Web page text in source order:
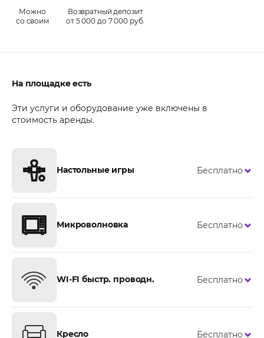
Можно
со своим
Возвратный депозит
от 5 000 до 7 000 руб.
На площадке есть
Эти услуги и оборудование уже включены в
стоимость аренды.
Настольные игры Бесплатно
Микроволновка Бесплатно
WI-FI быстр. проводн. Бесплатно
Кресло Бесплатно